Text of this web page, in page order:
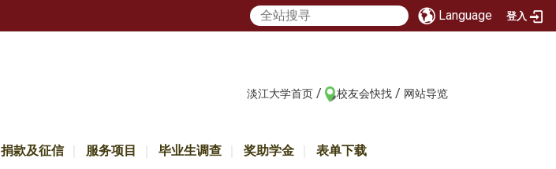
Language 登入
淡江大学首页 / 校友会快找 / 网站导览
捐款及征信 服务项目 毕业生调查 奖助学金 表单下载